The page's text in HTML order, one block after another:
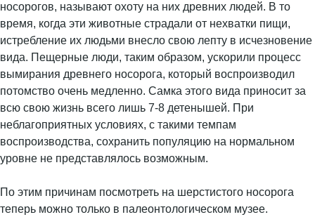
носорогов, называют охоту на них древних людей. В то
время, когда эти животные страдали от нехватки пищи,
истребление их людьми внесло свою лепту в исчезновение
вида. Пещерные люди, таким образом, ускорили процесс
вымирания древнего носорога, который воспроизводил
потомство очень медленно. Самка этого вида приносит за
всю свою жизнь всего лишь 7-8 детенышей. При
неблагоприятных условиях, с такими темпам
воспроизводства, сохранить популяцию на нормальном
уровне не представлялось возможным.
По этим причинам посмотреть на шерстистого носорога
теперь можно только в палеонтологическом музее.